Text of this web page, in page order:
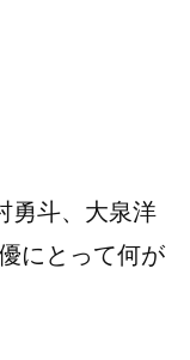
勇斗、大泉洋
にとって何が